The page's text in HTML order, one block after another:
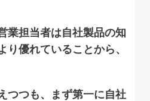
業担当者は自社製品の知
優れていることから、
つつも、まず第一に自社